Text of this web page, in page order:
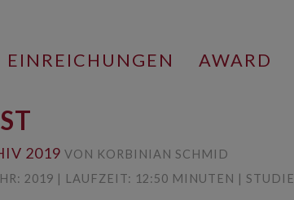
EINREICHUNGEN AWARD
2019 VON KORBINIAN SCHMID
2019 | LAUFZEIT: 12:50 MINUTEN |